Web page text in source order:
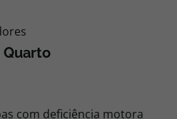
com deficiência motora